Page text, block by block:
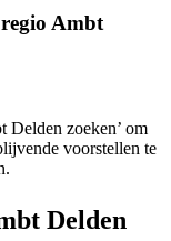
Ambt
Delden zoeken’ om
voorstellen te
Delden